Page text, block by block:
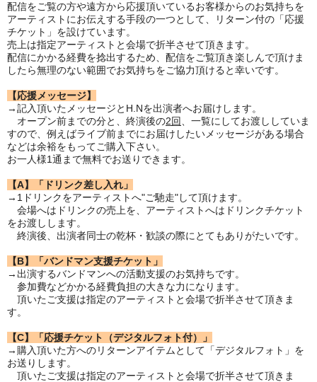
配信をご覧の方や遠方から応援頂いているお客様からのお気持ちを
アーティストにお伝えする手段の一つとして、リターン付の「応援
チケット」を設けています。
売上は指定アーティストと会場で折半させて頂きます。
配信にかかる経費を捻出するため、配信をご覧頂き楽しんで頂けま
したら無理のない範囲でお気持ちをご協力頂けると幸いです。
【応援メッセージ】
→記入頂いたメッセージとH.Nを出演者へお届けします。
オープン前までの分と、終演後の2回
、一覧にしてお渡ししていま
すので、例えばライブ前までにお届けしたいメッセージがある場合
などは余裕をもってご購入下さい。
お一人様1通まで無料でお送りできます。
【A】「ドリンク差し入れ」
→1ドリンクをアーティストへ"ご馳走"して頂けます。
会場へはドリンクの売上を、アーティストへはドリンクチケット
をお渡しします。
終演後、出演者同士の乾杯・歓談の際にとてもありがたいです。
【B】「バンドマン支援チケット」
→出演するバンドマンへの活動支援のお気持ちです。
参加費などかかる経費負担の大きな力になります。
頂いたご支援は指定のアーティストと会場で折半させて頂きま
す。
【C】「応援チケット（デジタルフォト付）」
→購入頂いた方へのリターンアイテムとして「デジタルフォト」を
お送りします。
頂いたご支援は指定のアーティストと会場で折半させて頂きま